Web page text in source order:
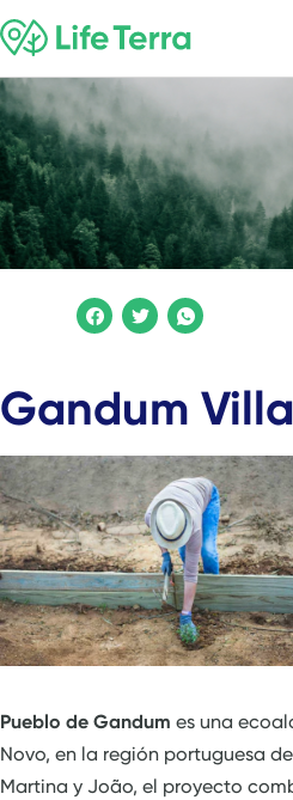
Gandum
Pueblo de Gandum es una
Novo, en la región portuguesa
Martina y João, el proyecto